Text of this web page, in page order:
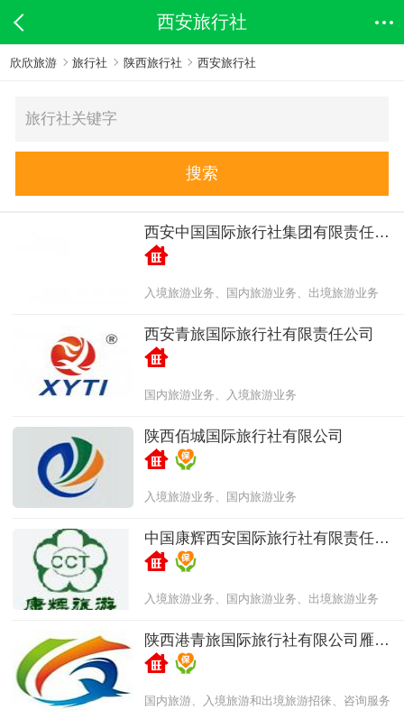
西安旅行社
欣欣旅游 旅行社 陕西旅行社 西安旅行社
搜索
西安中国国际旅行社集团有限责任公
司
入境旅游业务、国内旅游业务、出境旅游业务
西安青旅国际旅行社有限责任公司
国内旅游业务、入境旅游业务
陕西佰城国际旅行社有限公司
入境旅游业务、国内旅游业务
中国康辉西安国际旅行社有限责任公
司
入境旅游业务、国内旅游业务、出境旅游业务
陕西港青旅国际旅行社有限公司雁塔
分公司
国内旅游、入境旅游和出境旅游招徕、咨询服务